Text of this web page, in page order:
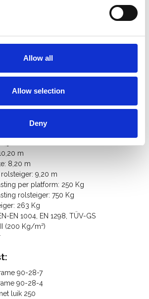
Allow all
Allow selection
Deny
meer veiligheid en comfort dan een
Met de Euroscaffold rolstelling
stabiele en betrouwbare oplossing
los verkrijgbaar.
m
8,20 m
9,20 m
per platform: 250 Kg
rolsteiger: 750 Kg
263 Kg
EN 1004, EN 1298, TÜV-GS
(200 Kg/m²)
90-28-7
90-28-4
luik 250